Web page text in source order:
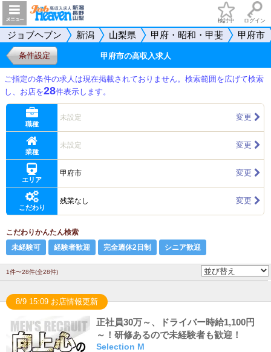
検討中 ログイン
ジョブヘブン 新潟 山梨県 甲府・昭和・甲斐 甲府市
条件設定 甲府市の高収入求人
ご指定の条件の求人は現在掲載されておりません。検索範囲を広げて検索
し、お店を28件表示します。
職種
未設定 変更
業種
未設定 変更
エリア
甲府市 変更
こだわり
残業なし 変更
こだわりかんたん検索
未経験可
経験者歓迎 完全週休2日制 シニア歓迎
1件〜28件(全28件)
8/9 15:09 お店情報更新
正社員30万～、ドライバー時給1,100円
～！研修あるので未経験者も歓迎！
Selection M